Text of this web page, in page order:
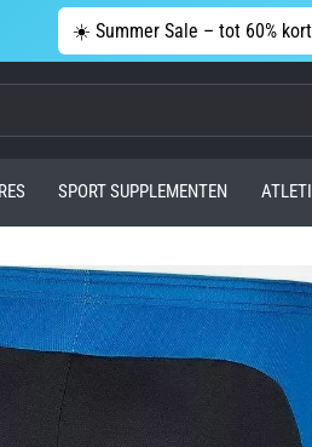
☀️ Summer Sale – tot 60%
SPORT SUPPLEMENTEN